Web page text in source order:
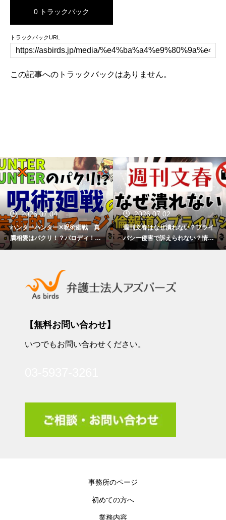
0 トラックバック
トラックバックURL
この記事へのトラックバックはありません。
2026.07.04
ハンターハンター✕呪術廻戦 真
贋相愛はパクリ！？パロディ！？
芸術的オマージュ！？【著作権を
2026.07.02
週刊文春はなぜ潰れない？プライ
バシー侵害で訴えられない？情報
提供者の責任は？
【無料お問い合わせ】
いつでもお問い合わせください。
事務所のページ
初めての方へ
業務内容